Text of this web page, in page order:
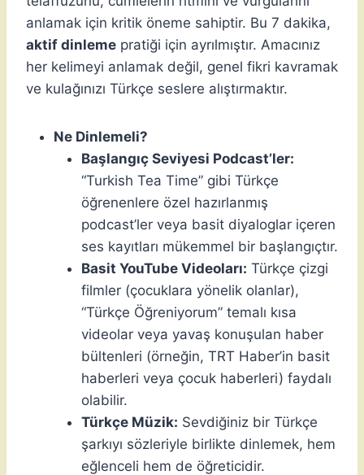
anlamak için kritik öneme sahiptir. Bu 7 dakika,
aktif dinleme pratiği için ayrılmıştır. Amacınız
her kelimeyi anlamak değil, genel fikri kavramak
ve kulağınızı Türkçe seslere alıştırmaktır.
Ne Dinlemeli?
Başlangıç Seviyesi Podcast’ler:
“Turkish Tea Time” gibi Türkçe
öğrenenlere özel hazırlanmış
podcast’ler veya basit diyaloglar içeren
ses kayıtları mükemmel bir başlangıçtır.
Basit YouTube Videoları: Türkçe çizgi
filmler (çocuklara yönelik olanlar),
“Türkçe Öğreniyorum” temalı kısa
videolar veya yavaş konuşulan haber
bültenleri (örneğin, TRT Haber’in basit
haberleri veya çocuk haberleri) faydalı
olabilir.
Türkçe Müzik: Sevdiğiniz bir Türkçe
şarkıyı sözleriyle birlikte dinlemek, hem
eğlenceli hem de öğreticidir.